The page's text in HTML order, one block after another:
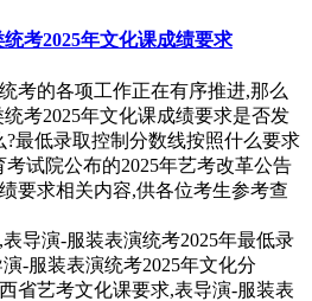
考2025年文化课成绩要求
考的各项工作正在有序推进,那么
考2025年文化课成绩要求是否发
最低录取控制分数线按照什么要求
试院公布的2025年艺考改革公告
要求相关内容,供各位考生参考查
省艺考文化课要求,表导演-服装表